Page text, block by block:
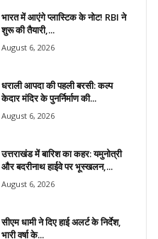
भारत में आएंगे प्लास्टिक के नोट! RBI ने
शुरू की तैयारी,...
August 6, 2026
धराली आपदा की पहली बरसी: कल्प
केदार मंदिर के पुनर्निर्माण की...
August 6, 2026
उत्तराखंड में बारिश का कहर: यमुनोत्री
और बदरीनाथ हाईवे पर भूस्खलन,...
August 6, 2026
सीएम धामी ने दिए हाई अलर्ट के निर्देश,
भारी वर्षा के...